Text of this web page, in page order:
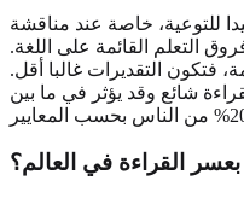
للتوعية، خاصة عند مناقشة
التعلم القائمة على اللغة.
فتكون التقديرات غالبا أقل.
شائع وقد يؤثر في ما بين
القراءة في العالم؟